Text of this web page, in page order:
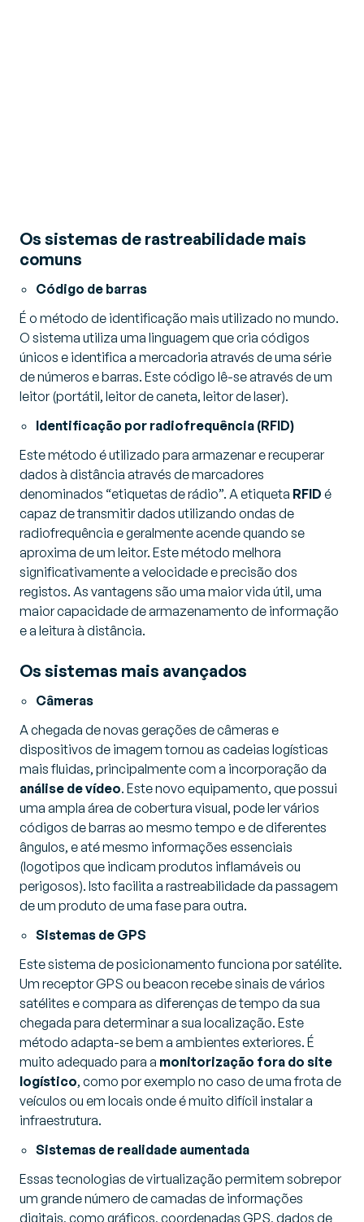
Os sistemas de rastreabilidade mais
comuns
Código de barras
É o método de identificação mais utilizado no mundo.
O sistema utiliza uma linguagem que cria códigos
únicos e identifica a mercadoria através de uma série
de números e barras. Este código lê-se através de um
leitor (portátil, leitor de caneta, leitor de laser).
Identificação por radiofrequência (RFID)
Este método é utilizado para armazenar e recuperar
dados à distância através de marcadores
denominados “etiquetas de rádio”. A etiqueta RFID é
capaz de transmitir dados utilizando ondas de
radiofrequência e geralmente acende quando se
aproxima de um leitor. Este método melhora
significativamente a velocidade e precisão dos
registos. As vantagens são uma maior vida útil, uma
maior capacidade de armazenamento de informação
e a leitura à distância.
Os sistemas mais avançados
Câmeras
A chegada de novas gerações de câmeras e
dispositivos de imagem tornou as cadeias logísticas
mais fluidas, principalmente com a incorporação da
análise de vídeo. Este novo equipamento, que possui
uma ampla área de cobertura visual, pode ler vários
códigos de barras ao mesmo tempo e de diferentes
ângulos, e até mesmo informações essenciais
(logotipos que indicam produtos inflamáveis ​​ou
perigosos). Isto facilita a rastreabilidade da passagem
de um produto de uma fase para outra.
Sistemas de GPS
Este sistema de posicionamento funciona por satélite.
Um receptor GPS ou beacon recebe sinais de vários
satélites e compara as diferenças de tempo da sua
chegada para determinar a sua localização. Este
método adapta-se bem a ambientes exteriores. É
muito adequado para a monitorização fora do site
logístico, como por exemplo no caso de uma frota de
veículos ou em locais onde é muito difícil instalar a
infraestrutura.
Sistemas de realidade aumentada
Essas tecnologias de virtualização permitem sobrepor
um grande número de camadas de informações
digitais, como gráficos, coordenadas GPS, dados de